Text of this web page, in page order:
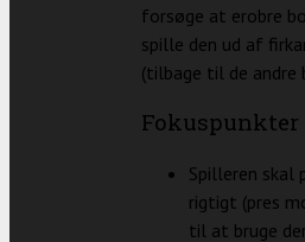
forsøge at erobre
spille den ud af
(tilbage til de andre
Fokuspunkter
Spilleren skal
rigtigt (pres
til at bruge